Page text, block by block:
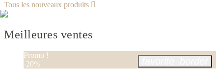
Tous les nouveaux produits 
PROMOTIONS
Remises jusqu’à 30 %
VOIR LES OFFRES
Meilleures ventes
Promo !
-20%